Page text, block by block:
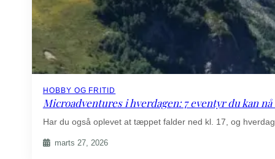
HOBBY OG FRITID
Microadventures i hverdagen: 7 eventyr du kan
Har du også oplevet at tæppet falder ned kl. 17, og
marts 27, 2026